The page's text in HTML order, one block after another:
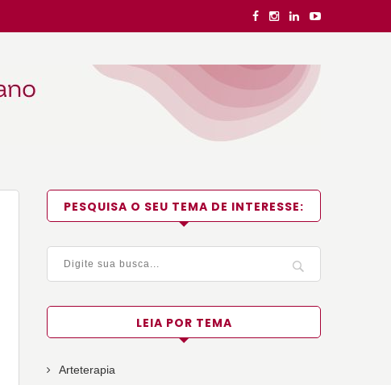
PESQUISA O SEU TEMA DE INTERESSE:
LEIA POR TEMA
Arteterapia